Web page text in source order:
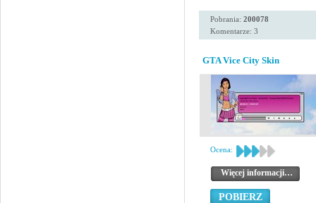
Pobrania: 200078
Komentarze: 3
GTA Vice City Skin
Ocena:
Więcej informacji…
POBIERZ